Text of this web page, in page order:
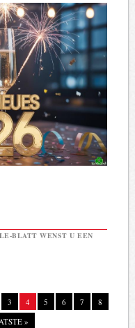
BLATT WENST U EEN
3 4 5 6 7
8
»